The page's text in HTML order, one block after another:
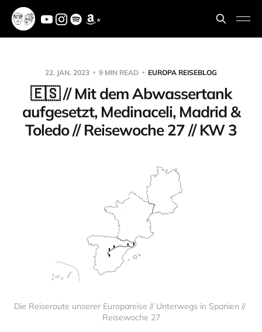
*
22. JAN. 2023 9 MIN READ EUROPA REISEBLOG
🇪🇸 // Mit dem Abwassertank
aufgesetzt, Medinaceli, Madrid &
Toledo // Reisewoche 27 // KW 3
Die Reiseroute unserer Europareise // Unterwegs in Spanien //
Reisewoche 27